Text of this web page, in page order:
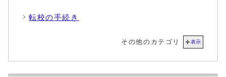
転校の手続き
その他のカテゴリ 表示